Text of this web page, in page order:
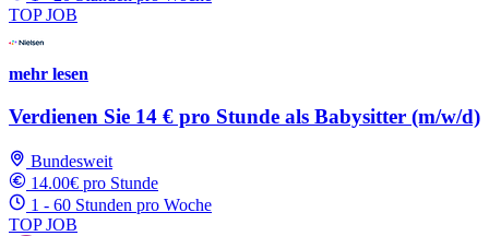
TOP JOB
mehr lesen
Verdienen Sie 14 € pro Stunde als Babysitter (m/w/d)
Bundesweit
14.00€ pro Stunde
1 - 60 Stunden pro Woche
TOP JOB